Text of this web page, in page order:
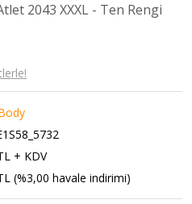
2043 XXXL - Ten Rengi
+ KDV
(%3,00 havale indirimi)